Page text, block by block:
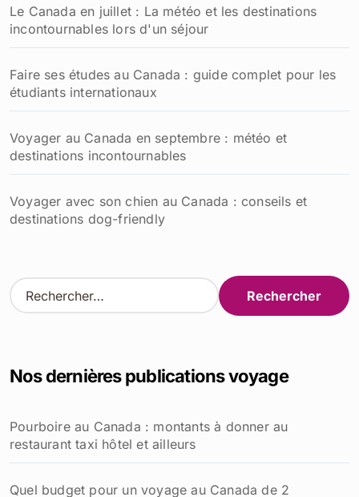
Prix des cartouches de cigarettes en duty free à
Montréal en 2026
Top 10 des villes où il fait bon vivre au Canada pour
un Français
Zone fumeur aéroport Montréal : Guide pratique et
emplacements détaillés
Prix d’un carton de cigarettes au Québec : tout ce qu’il
faut savoir en 2026
une comparaison avec la France et l’Espagne
Le Canada en juillet : La météo et les destinations
Faire ses études au Canada : guide complet pour les
étudiants internationaux